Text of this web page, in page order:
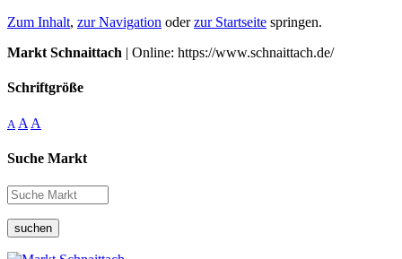
Zum Inhalt, zur Navigation oderzur Startseite springen.
Markt Schnaittach | Online: https://www.schnaittach.de/
Schriftgröße
A A A
Suche Markt
suchen